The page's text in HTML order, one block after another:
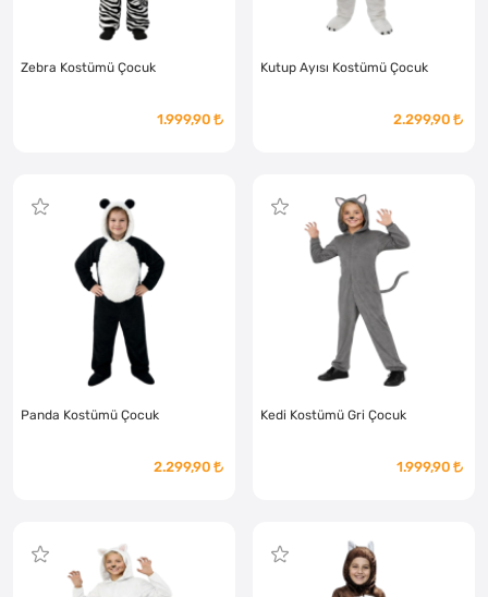
Zebra Kostümü Çocuk
1.999,90
Kutup Ayısı Kostümü Çocuk
2.299,90
Panda Kostümü Çocuk
2.299,90
Kedi Kostümü Gri Çocuk
1.999,90